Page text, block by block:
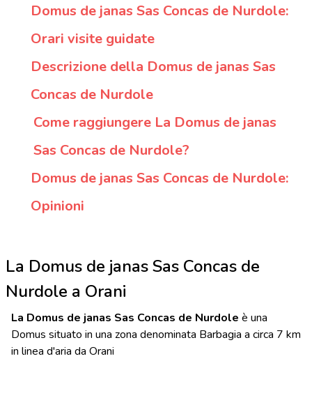
Domus de janas Sas Concas de Nurdole:
Orari visite guidate
Descrizione della Domus de janas Sas
Concas de Nurdole
Come raggiungere La Domus de janas
Sas Concas de Nurdole?
Domus de janas Sas Concas de Nurdole:
Opinioni
La Domus de janas Sas Concas de
Nurdole a Orani
La Domus de janas Sas Concas de Nurdole è una
Domus situato in una zona denominata Barbagia a circa 7 km
in linea d'aria da Orani